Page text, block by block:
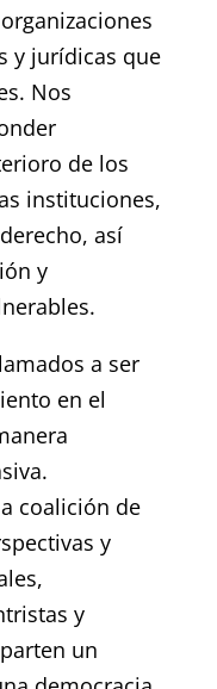
y jurídicas que
Nos
de los
instituciones,
así
y
a ser
en el
coalición de
y
y
un